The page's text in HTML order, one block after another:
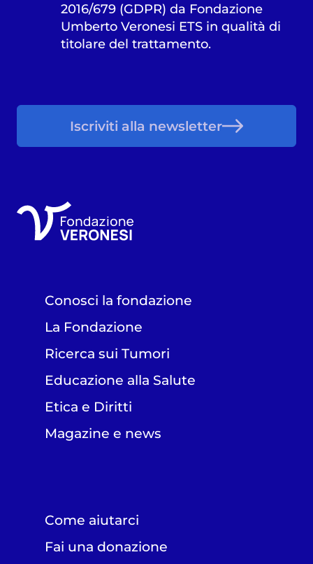
2016/679 (GDPR) da Fondazione
Umberto Veronesi ETS in qualità di
titolare del trattamento.
Iscriviti alla newsletter
Conosci la fondazione
La Fondazione
Ricerca sui Tumori
Educazione alla Salute
Etica e Diritti
Magazine e news
Come aiutarci
Fai una donazione